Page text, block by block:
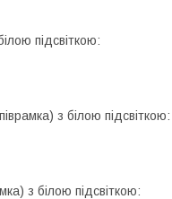
підсвіткою:
з білою підсвіткою:
з білою підсвіткою: